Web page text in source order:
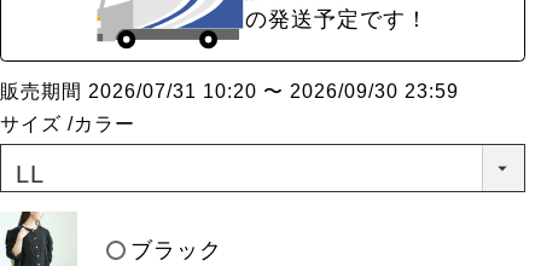
の発送予定です！
販売期間 2026/07/31 10:20 〜 2026/09/30 23:59
サイズ
カラー
ブラック